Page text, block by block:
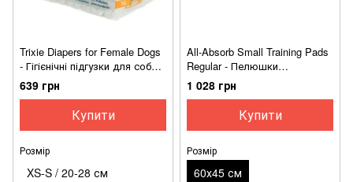
Trixie Diapers for Female Dogs
- Гігієнічні підгузки для собак
жіночої статі
639 грн
Купити
Розмір
XS-S / 20-28 см
All-Absorb Small Training Pads
Regular - Пелюшки
тренувальні для собак і
цуценят дрібних порід
1 028 грн
Купити
Розмір
60х45 см